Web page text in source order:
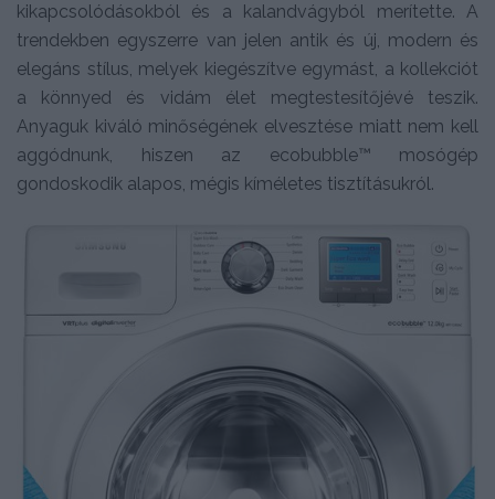
kikapcsolódásokból és a kalandvágyból merítette. A
trendekben egyszerre van jelen antik és új, modern és
elegáns stílus, melyek kiegészítve egymást, a kollekciót
a könnyed és vidám élet megtestesítőjévé teszik.
Anyaguk kiváló minőségének elvesztése miatt nem kell
aggódnunk, hiszen az ecobubble™ mosógép
gondoskodik alapos, mégis kíméletes tisztításukról.